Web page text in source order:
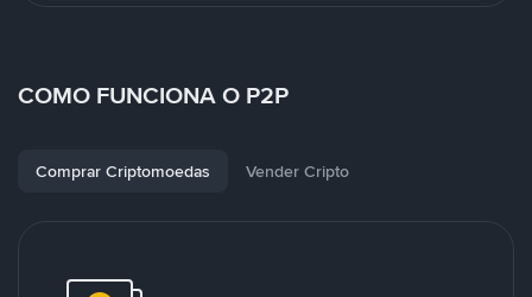
COMO FUNCIONA O P2P
Comprar Criptomoedas Vender Cripto